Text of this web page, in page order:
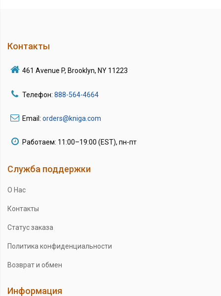
Контакты
461 Avenue P, Brooklyn, NY 11223
Телефон: 888-564-4664
Email: orders@kniga.com
Работаем: 11:00–19:00 (EST), пн-пт
Служба поддержки
О Нас
Контакты
Статус заказа
Политика конфиденциальности
Возврат и обмен
Информация